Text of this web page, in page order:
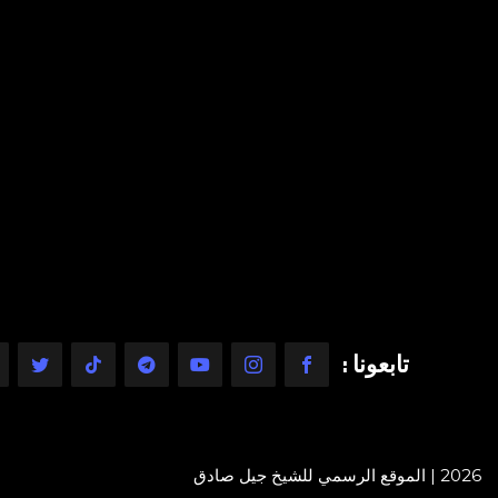
تابعونا :
2026 | الموقع الرسمي للشيخ جيل صادق